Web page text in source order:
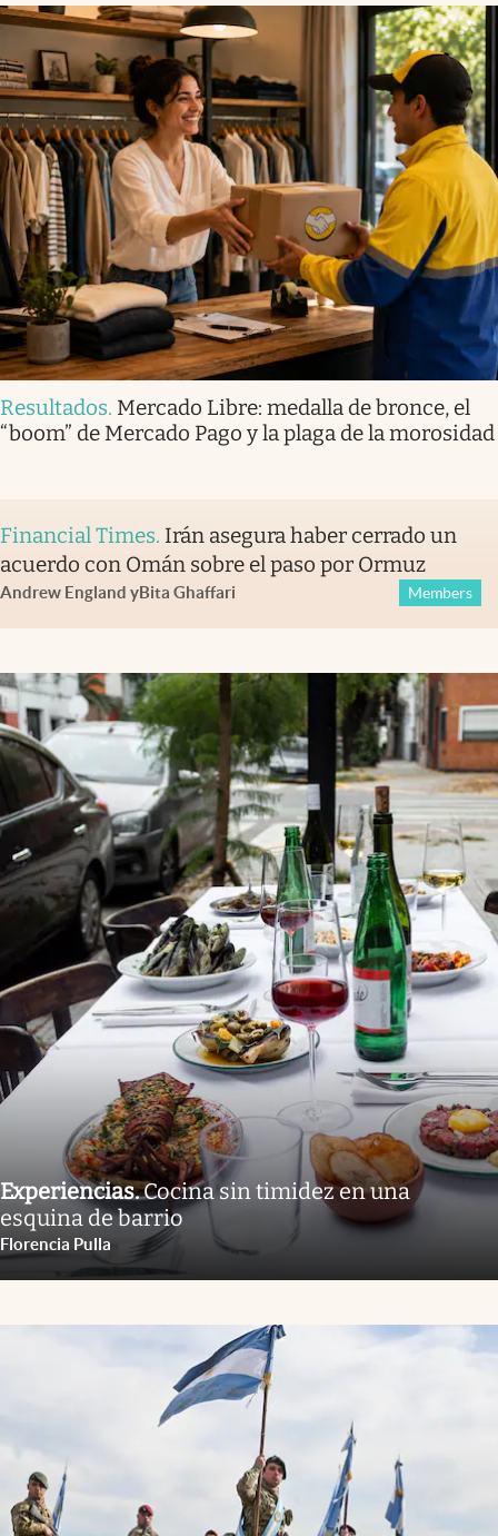
Resultados. Mercado Libre: medalla de bronce, el
“boom” de Mercado Pago y la plaga de la morosidad
Financial Times. Irán asegura haber cerrado un
acuerdo con Omán sobre el paso por Ormuz
Andrew England yBita Ghaffari Members
Experiencias.Cocina sin timidez en una
esquina de barrio
Florencia Pulla